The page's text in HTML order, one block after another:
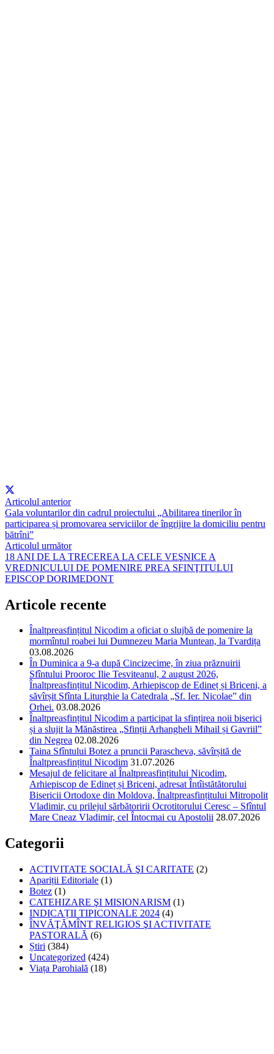
Articolul anterior
Gala voluntarilor din cadrul proiectului „Abilitarea tinerilor în
participarea și promovarea serviciilor de îngrijire la domiciliu pentru
bătrîni”
Articolul următor
18 ANI DE LA TRECEREA LA CELE VEŞNICE A
VREDNICULUI DE POMENIRE PREA SFINŢITULUI
EPISCOP DORIMEDONT
Articole recente
Înaltpreasfințitul Nicodim a oficiat o slujbă de pomenire la
mormîntul roabei lui Dumnezeu Maria Muntean, la Tvardița
03.08.2026
În Duminica a 9-a după Cincizecime, în ziua prăznuirii
Sfîntului Prooroc Ilie Tesviteanul, 2 august 2026,
Înaltpreasfințitul Nicodim, Arhiepiscop de Edineț și Briceni, a
săvîrșit Sfînta Liturghie la Catedrala „Sf. Ier. Nicolae” din
Orhei. 03.08.2026
Înaltpreasfințitul Nicodim a participat la sfințirea noii biserici
și a slujit la Mănăstirea „Sfinții Arhangheli Mihail și Gavriil”
din Negrea 02.08.2026
Taina Sfîntului Botez a pruncii Parascheva, săvîrșită de
Înaltpreasfințitul Nicodim 31.07.2026
Mesajul de felicitare al Înaltpreasfințitului Nicodim,
Arhiepiscop de Edineț și Briceni, adresat Întîistătătorului
Bisericii Ortodoxe din Moldova, Înaltpreasfințitului Mitropolit
Vladimir, cu prilejul sărbătoririi Ocrotitorului Ceresc – Sfîntul
Mare Cneaz Vladimir, cel Întocmai cu Apostolii 28.07.2026
Categorii
ACTIVITATE SOCIALĂ ŞI CARITATE (2)
Apariții Editoriale (1)
Botez (1)
CATEHIZARE ŞI MISIONARISM (1)
INDICAȚII TIPICONALE 2024 (4)
ÎNVĂŢĂMÎNT RELIGIOS ŞI ACTIVITATE
PASTORALĂ (6)
Știri (384)
Uncategorized (424)
Viața Parohială (18)